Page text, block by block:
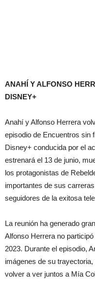
ANAHÍ Y ALFONSO
DISNEY+
Anahí y Alfonso Herrera
episodio de Encuentros sin
Disney+ conducida por el
estrenará el 13 de junio,
los protagonistas de
importantes de sus
seguidores de la exitosa
La reunión ha generado
Alfonso Herrera no
2023. Durante el episodio,
imágenes de su
volver a ver juntos a Mía